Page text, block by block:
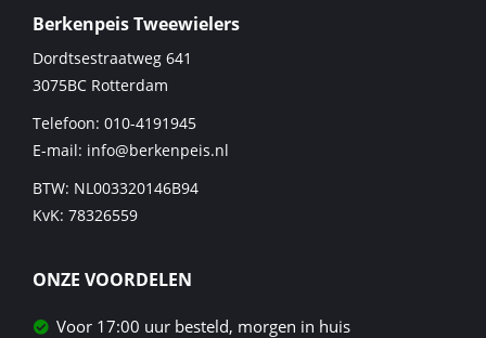
Berkenpeis Tweewielers
Dordtsestraatweg 641
3075BC Rotterdam
Telefoon: 010-4191945
E-mail: info@berkenpeis.nl
BTW: NL003320146B94
KvK: 78326559
ONZE VOORDELEN
Voor 17:00 uur besteld, morgen in huis